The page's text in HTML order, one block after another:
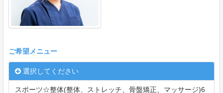
ご希望メニュー
選択してください
スポーツ☆整体(整体、ストレッチ、骨盤矯正、マッサージ)6